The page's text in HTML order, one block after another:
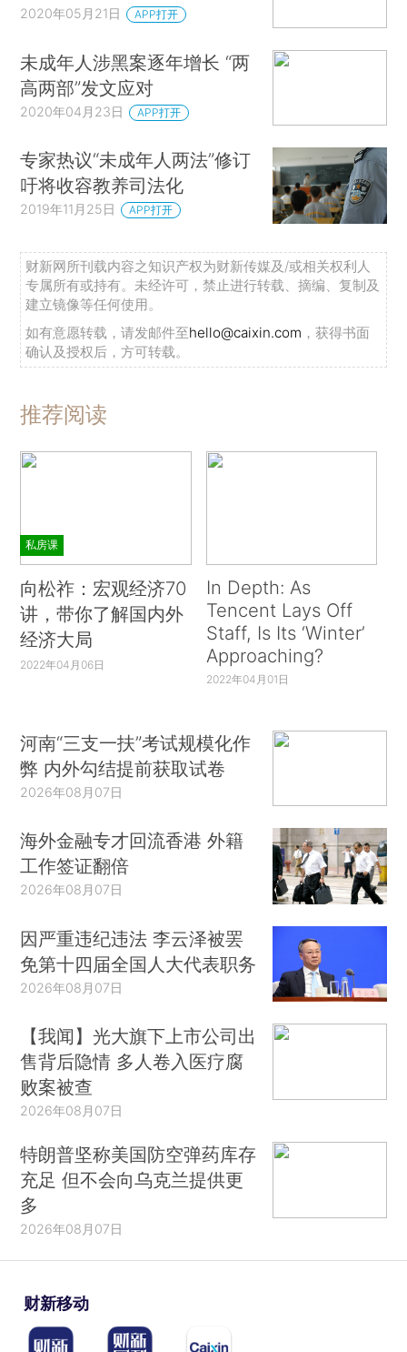
2020年05月21日 APP打开
未成年人涉黑案逐年增长 “两
高两部”发文应对
2020年04月23日 APP打开
专家热议“未成年人两法”修订
吁将收容教养司法化
2019年11月25日 APP打开
财新网所刊载内容之知识产权为财新传媒及/或相关权利人
专属所有或持有。未经许可，禁止进行转载、摘编、复制及
建立镜像等任何使用。
如有意愿转载，请发邮件至hello@caixin.com ，获得书面
确认及授权后，方可转载。
推荐阅读
私房课
向松祚：宏观经济70
讲，带你了解国内外
经济大局
2022年04月06日
In Depth: As
Tencent Lays Off
Staff, Is Its ‘Winter’
Approaching?
2022年04月01日
河南“三支一扶”考试规模化作
弊 内外勾结提前获取试卷
2026年08月07日
海外金融专才回流香港 外籍
工作签证翻倍
2026年08月07日
因严重违纪违法 李云泽被罢
免第十四届全国人大代表职务
2026年08月07日
【我闻】光大旗下上市公司出
售背后隐情 多人卷入医疗腐
败案被查
2026年08月07日
特朗普坚称美国防空弹药库存
充足 但不会向乌克兰提供更
多
2026年08月07日
财新移动